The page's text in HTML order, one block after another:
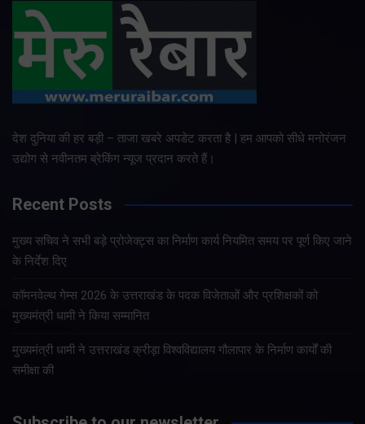
देश दुनिया की हर बड़ी – ताजा खबरे अपडेट करता है | हम आपको सीधे मनोरंजन
उद्योग से नवीनतम ब्रेकिंग न्यूज प्रदान करते हैं।
Recent Posts
मुख्य सचिव ने सभी बड़े प्रोजेक्ट्स का निर्माण कार्य नियमित समय पर पूर्ण किए जाने
के निर्देश दिए
कॉमनवेल्थ गेम्स 2026 के उत्तराखंड के पदक विजेताओं और प्रशिक्षकों को
मुख्यमंत्री धामी ने किया सम्मानित
मुख्यमंत्री धामी ने उत्तराखंड क्रीड़ा विश्वविद्यालय गौलापार के निर्माण कार्यों की
समीक्षा की